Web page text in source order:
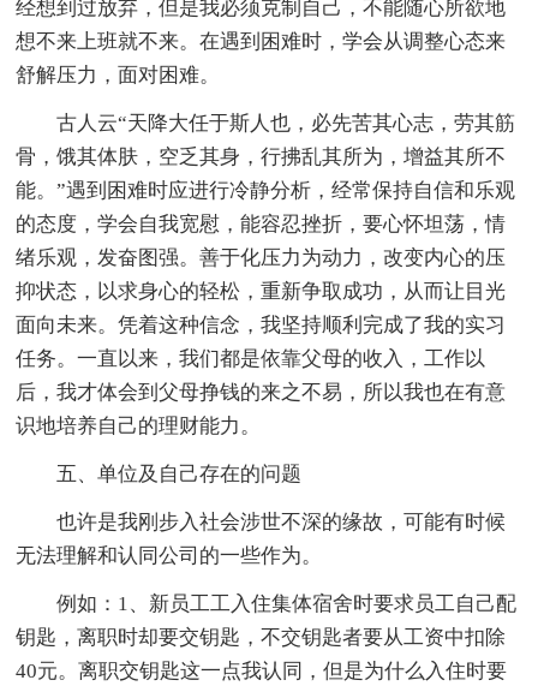
经想到过放弃，但是我必须克制自己，不能随心所欲地
想不来上班就不来。在遇到困难时，学会从调整心态来
舒解压力，面对困难。
古人云“天降大任于斯人也，必先苦其心志，劳其筋
骨，饿其体肤，空乏其身，行拂乱其所为，增益其所不
能。”遇到困难时应进行冷静分析，经常保持自信和乐观
的态度，学会自我宽慰，能容忍挫折，要心怀坦荡，情
绪乐观，发奋图强。善于化压力为动力，改变内心的压
抑状态，以求身心的轻松，重新争取成功，从而让目光
面向未来。凭着这种信念，我坚持顺利完成了我的实习
任务。一直以来，我们都是依靠父母的收入，工作以
后，我才体会到父母挣钱的来之不易，所以我也在有意
识地培养自己的理财能力。
五、单位及自己存在的问题
也许是我刚步入社会涉世不深的缘故，可能有时候
无法理解和认同公司的一些作为。
例如：1、新员工工入住集体宿舍时要求员工自己配
钥匙，离职时却要交钥匙，不交钥匙者要从工资中扣除
40元。离职交钥匙这一点我认同，但是为什么入住时要